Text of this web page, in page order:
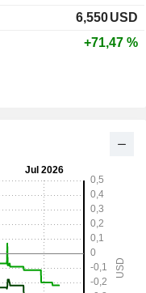
6,550USD
+71,47 %